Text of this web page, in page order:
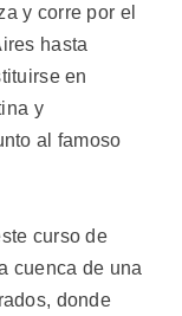
y corre por el
hasta
en
y
al famoso
curso de
cuenca de una
donde